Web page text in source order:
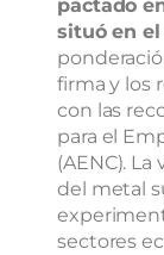
pactado
situó en el
firma y los
con las
para el
(AENC).
del metal
sectores